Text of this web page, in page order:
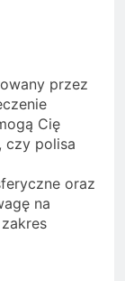
przez
Cię
czy polisa
oraz
na